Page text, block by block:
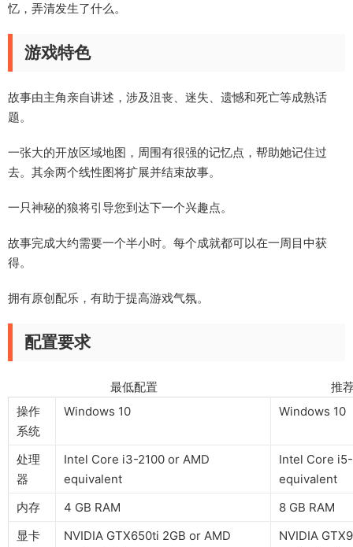
忆，弄清发生了什么。
游戏特色
故事由主角亲自讲述，涉及沮丧、迷失、遗憾和死亡等成熟话
题。
一张大的开放区域地图，周围有很强的记忆点，帮助她记住过
去。其余两个线性图将扩展并结束故事。
一只神秘的狼将引导您到达下一个兴趣点。
故事完成大约需要一个半小时。每个成就都可以在一周目中获
得。
拥有原创配乐，有助于提高游戏气氛。
配置要求
最低配置 推荐配
操作
系统
Windows 10 Windows 10
处理
器
Intel Core i3-2100 or AMD
equivalent
Intel Core
equivalent
内存
4 GB RAM
8 GB RAM
显卡
NVIDIA GTX650ti 2GB or AMD
NVIDIA